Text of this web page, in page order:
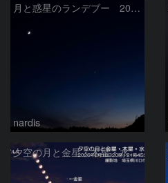
月と惑星のランデブー 2026/06/19
nardis
夕空の月と金星・木星・水星の接近 2026/6/18